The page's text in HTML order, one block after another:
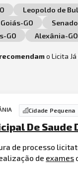
Leopoldo de
GO
GO
Alexânia-GO
o Licita
Cidade Pequena
De Saude
de processo
de exames